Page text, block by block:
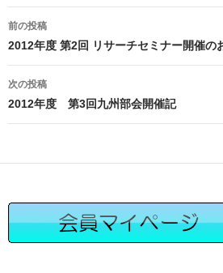
稿
ナ
ゲ
ー
ン
前の投稿
2012年度 第2回 リサーチセミナー開催の
次の投稿
2012年度 第3回九州部会開催記